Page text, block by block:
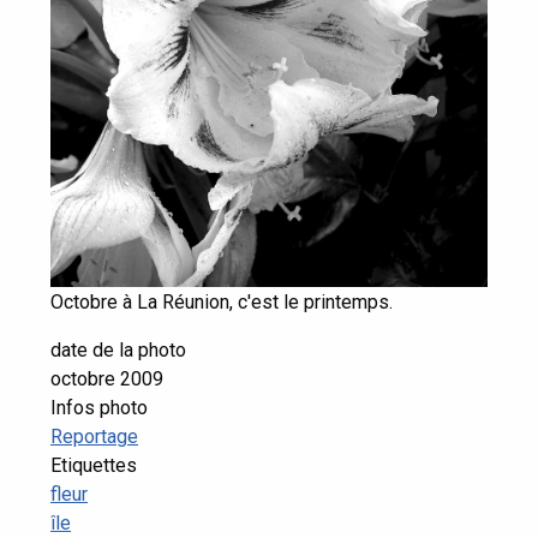
Octobre à La Réunion, c'est le printemps.
date de la photo
octobre 2009
Infos photo
Reportage
Etiquettes
fleur
île